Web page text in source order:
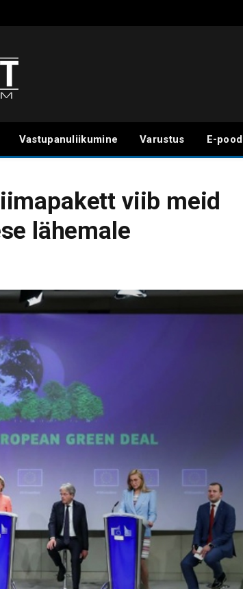
Vastupanuliikumine Varustus E-pood
viib meid
lähemale